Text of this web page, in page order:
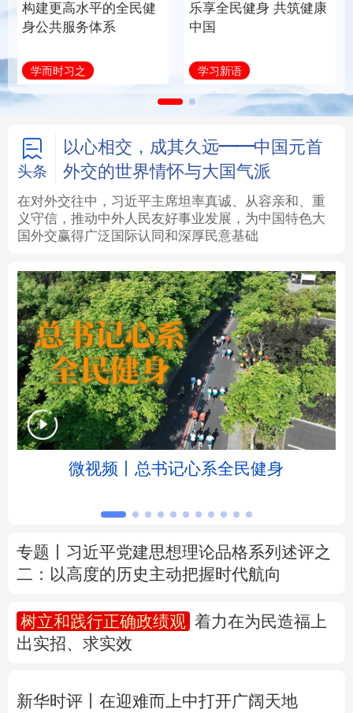
访谈 视频 图片 政务
信息化 数字经济
学术中国 乡村振兴 银龄 溯源中国
城市 旅游 能源
彩票 娱乐 时尚 悦读
文化产业
地方频道
北京 天津 河北 山西
辽宁 吉林 上海 江苏
广东 广西 海南
四川 贵州 云南 西藏
陕西 甘肃
新疆 内蒙古 黑龙江
构建更高水平的全民健
身公共服务体系
学而时习之
乐享全民健身 共筑健康
中国
学习新语
头条
以心相交，成其久远——中国元首
外交的世界情怀与大国气派
在对外交往中，习近平主席坦率真诚、从容亲和、重
义守信，推动中外人民友好事业发展，为中国特色大
国外交赢得广泛国际认同和深厚民意基础
微视频丨总书记心系全民健身
专题丨 习近平党建思想理论品格系列述评之
二：以高度的历史主动把握时代航向
树立和践行正确政绩观
着力在为民造福上
出实招、求实效
新华时评丨在迎难而上中打开广阔天地